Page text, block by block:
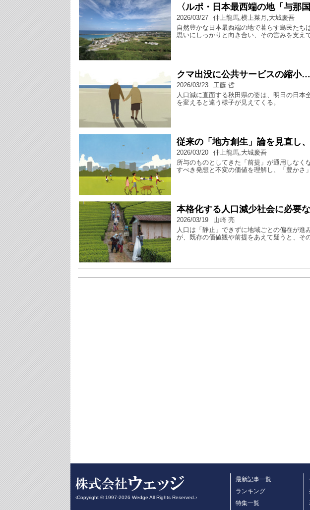
〈ルポ・日本最西端の地「与那
2026/03/27
仲上龍馬,横上菜月,大城慶吾
自然豊かな日本最西端の地で暮らす島民たち
思いにしっかりと向き合い、その営みを支え
クマ出没に公共サービスの縮小
2026/03/23
工藤 哲
人口減に直面する秋田県の姿は、明日の日
を変えると違う様子が見えてくる。
従来の「地方創生」論を見直し
2026/03/20
仲上龍馬,大城慶吾
所与のものとしてきた「前提」が通用しなく
すべき発想と不変の価値を理解し、「豊かさ
本格化する人口減少社会に必要
2026/03/19
山崎 亮
人口は「静止」できずに地域ごとの偏在が進
が、既存の価値観や前提をあえて疑うと、そ
‹Copyright © 1997-2026 Wedge All Rights Reserved.›
最新記事一覧
ランキング
特集一覧